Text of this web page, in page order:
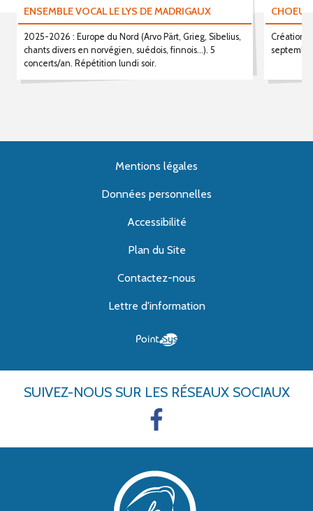
ENSEMBLE VOCAL LE LYS DE MADRIGAUX
2025-2026 : Europe du Nord (Arvo Pärt, Grieg, Sibelius,
chants divers en norvégien, suédois, finnois...). 5
concerts/an. Répétition lundi soir.
Création
Mentions légales
Données personnelles
Accessibilité
Plan du Site
Contactez-nous
Lettre d'information
SUIVEZ-NOUS SUR LES RÉSEAUX SOCIAUX